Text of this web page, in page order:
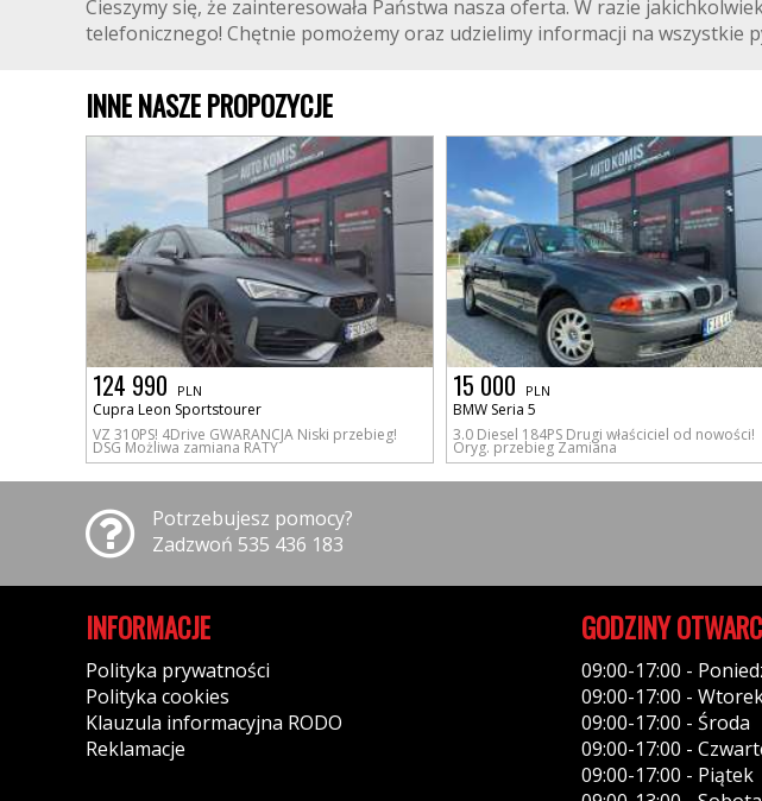
Cieszymy się, że zainteresowała Państwa nasza oferta. W razie
telefonicznego! Chętnie pomożemy oraz udzielimy informacji na wszystkie
INNE NASZE PROPOZYCJE
124 990 PLN
Cupra Leon Sportstourer
VZ 310PS! 4Drive GWARANCJA Niski przebieg!
DSG Możliwa zamiana RATY
15 000 PLN
BMW Seria 5
3.0 Diesel 184PS Drugi właściciel od nowości!
Oryg. przebieg Zamiana
Potrzebujesz pomocy?
Zadzwoń 535 436 183
INFORMACJE
Polityka prywatności
Polityka cookies
Klauzula informacyjna RODO
Reklamacje
GODZINY
09:00-17:00 -
09:00-17:00 -
09:00-17:00 - Środa
09:00-17:00 -
09:00-17:00 - Piątek